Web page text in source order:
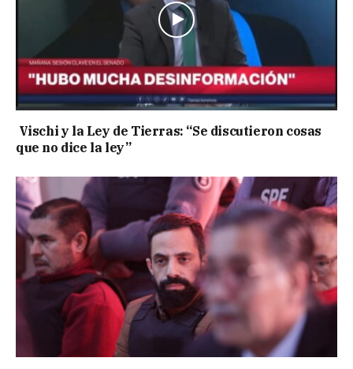
Vischi y la Ley de Tierras: “Se discutieron cosas
que no dice la ley”